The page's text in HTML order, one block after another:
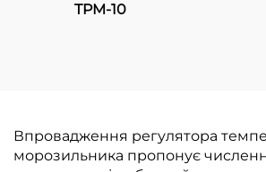
TPM-10
Впровадження регулятора
морозильника пропонує